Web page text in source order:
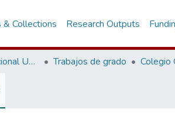
& Collections Research Outputs
Repositorio institucional Unicoc, RI-unicoc Trabajos de grado